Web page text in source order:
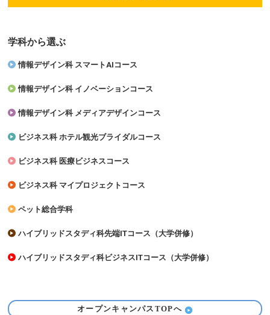
学科から選ぶ
情報デザイン科 スマートAIコース
情報デザイン科 イノベーションコース
情報デザイン科 メディアデザインコース
ビジネス科 ホテル観光ブライダルコース
ビジネス科 医療ビジネスコース
ビジネス科 マイプロジェクトコース
ペット総合学科
ハイブリッドスタディ科先端ITコース（大学併修）
ハイブリッドスタディ科ビジネスITコース（大学併修）
オープンキャンパスTOPへ